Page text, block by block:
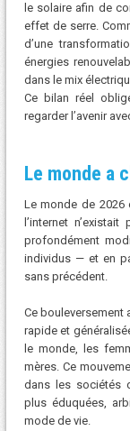
le solaire afin de
effet de serre.
d’une
énergies
dans le mix
Ce bilan réel
regarder l’avenir
Le monde a
Le monde de 2026
l’internet
profondément
individus — et en
sans précédent.
Ce bouleversement
rapide et
le monde, les
mères. Ce
dans les sociétés
plus éduquées,
mode de vie.